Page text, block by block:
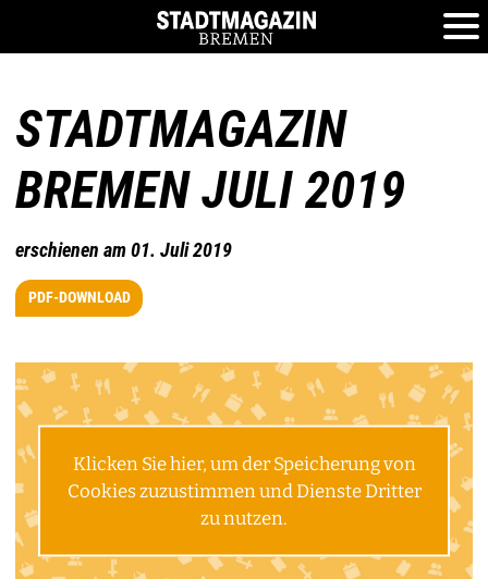
STADTMAGAZIN
BREMEN JULI 2019
erschienen am 01. Juli 2019
PDF-DOWNLOAD
Klicken Sie hier, um der Speicherung von
Cookies zuzustimmen und Dienste Dritter
zu nutzen.